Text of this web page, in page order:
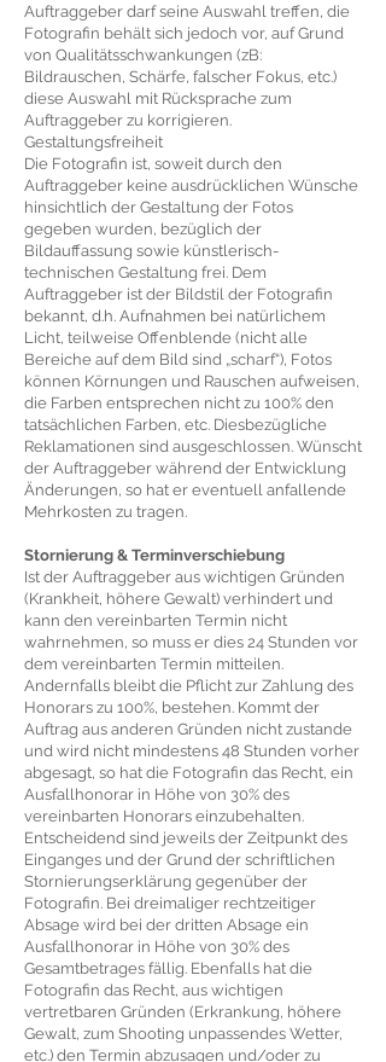
Auftraggeber darf seine Auswahl treffen, die
Fotografin behält sich jedoch vor, auf Grund
von Qualitätsschwankungen (zB:
Bildrauschen, Schärfe, falscher Fokus, etc.)
diese Auswahl mit Rücksprache zum
Auftraggeber zu korrigieren.
Gestaltungsfreiheit
Die Fotografin ist, soweit durch den
Auftraggeber keine ausdrücklichen Wünsche
hinsichtlich der Gestaltung der Fotos
gegeben wurden, bezüglich der
Bildauffassung sowie künstlerisch-
technischen Gestaltung frei. Dem
Auftraggeber ist der Bildstil der Fotografin
bekannt, d.h. Aufnahmen bei natürlichem
Licht, teilweise Offenblende (nicht alle
Bereiche auf dem Bild sind „scharf“), Fotos
können Körnungen und Rauschen aufweisen,
die Farben entsprechen nicht zu 100% den
tatsächlichen Farben, etc. Diesbezügliche
Reklamationen sind ausgeschlossen. Wünscht
der Auftraggeber während der Entwicklung
Änderungen, so hat er eventuell anfallende
Mehrkosten zu tragen.
Stornierung & Terminverschiebung
Ist der Auftraggeber aus wichtigen Gründen
(Krankheit, höhere Gewalt) verhindert und
kann den vereinbarten Termin nicht
wahrnehmen, so muss er dies 24 Stunden vor
dem vereinbarten Termin mitteilen.
Andernfalls bleibt die Pflicht zur Zahlung des
Honorars zu 100%, bestehen. Kommt der
Auftrag aus anderen Gründen nicht zustande
und wird nicht mindestens 48 Stunden vorher
abgesagt, so hat die Fotografin das Recht, ein
Ausfallhonorar in Höhe von 30% des
vereinbarten Honorars einzubehalten.
Entscheidend sind jeweils der Zeitpunkt des
Einganges und der Grund der schriftlichen
Stornierungserklärung gegenüber der
Fotografin. Bei dreimaliger rechtzeitiger
Absage wird bei der dritten Absage ein
Ausfallhonorar in Höhe von 30% des
Gesamtbetrages fällig. Ebenfalls hat die
Fotografin das Recht, aus wichtigen
vertretbaren Gründen (Erkrankung, höhere
Gewalt, zum Shooting unpassendes Wetter,
etc.) den Termin abzusagen und/oder zu